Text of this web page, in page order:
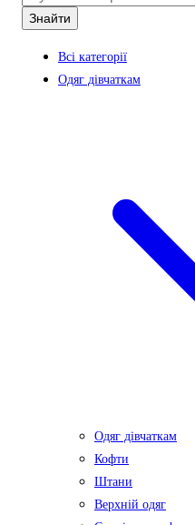
Знайти
Всі категорії
Одяг дівчаткам
Одяг дівчаткам
Кофти
Штани
Верхній одяг